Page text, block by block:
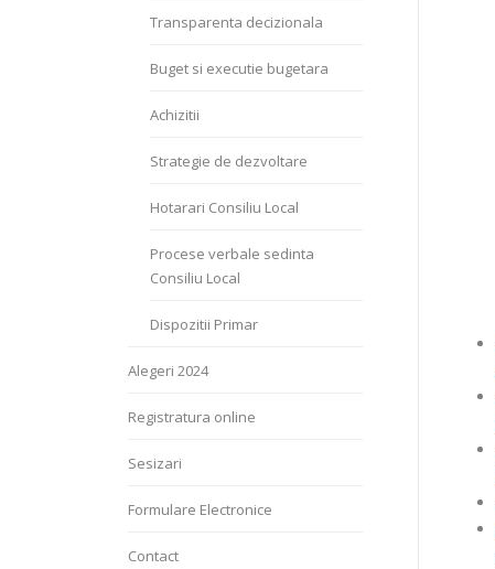
Transparenta decizionala
Buget si executie bugetara
Achizitii
Strategie de dezvoltare
Hotarari Consiliu Local
Procese verbale sedinta
Consiliu Local
Dispozitii Primar
Alegeri 2024
Registratura online
Sesizari
Formulare Electronice
Contact